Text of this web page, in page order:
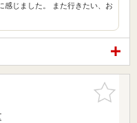
感じました。 また行きたい、お
お気に入
りに追加